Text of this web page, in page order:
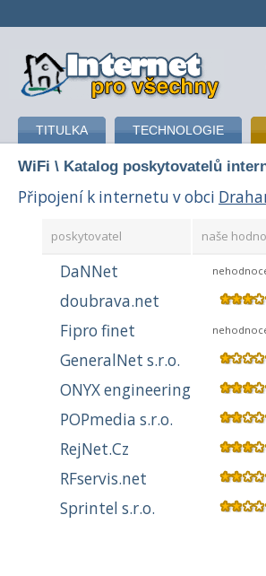
připojení k internetu
TITULKA TECHNOLOGIE
WiFi \ Katalog poskytovatelů
Připojení k internetu v obci
poskytovatel naše
DaNNet
doubrava.net
Fipro finet
GeneralNet s.r.o.
ONYX engineering
POPmedia s.r.o.
RejNet.Cz
RFservis.net
Sprintel s.r.o.